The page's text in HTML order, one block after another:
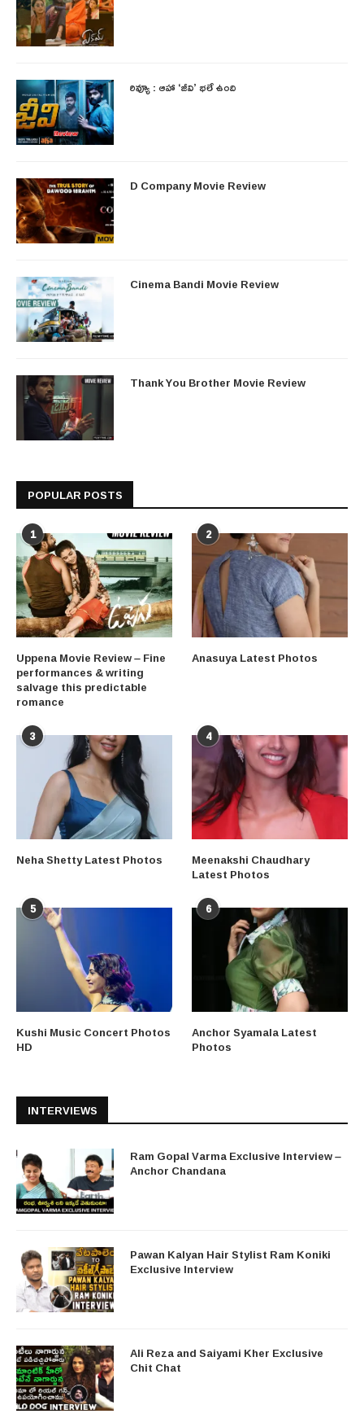
రివ్యూ : ఆహా ‘జీవి’ భలే ఉంది
D Company Movie Review
Cinema Bandi Movie Review
Thank You Brother Movie Review
POPULAR POSTS
1
Uppena Movie Review – Fine
performances & writing
salvage this predictable
romance
2
Anasuya Latest Photos
3
Neha Shetty Latest Photos
4
Meenakshi Chaudhary
Latest Photos
5
Kushi Music Concert Photos
HD
6
Anchor Syamala Latest
Photos
INTERVIEWS
Ram Gopal Varma Exclusive Interview –
Anchor Chandana
Pawan Kalyan Hair Stylist Ram Koniki
Exclusive Interview
Ali Reza and Saiyami Kher Exclusive
Chit Chat